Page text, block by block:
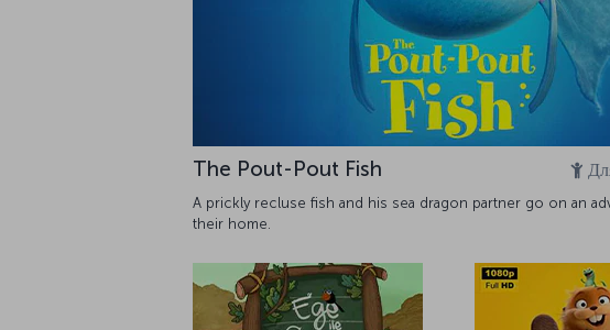
The Pout-Pout Fish
A prickly recluse fish and his sea dragon partner go on an
their home.